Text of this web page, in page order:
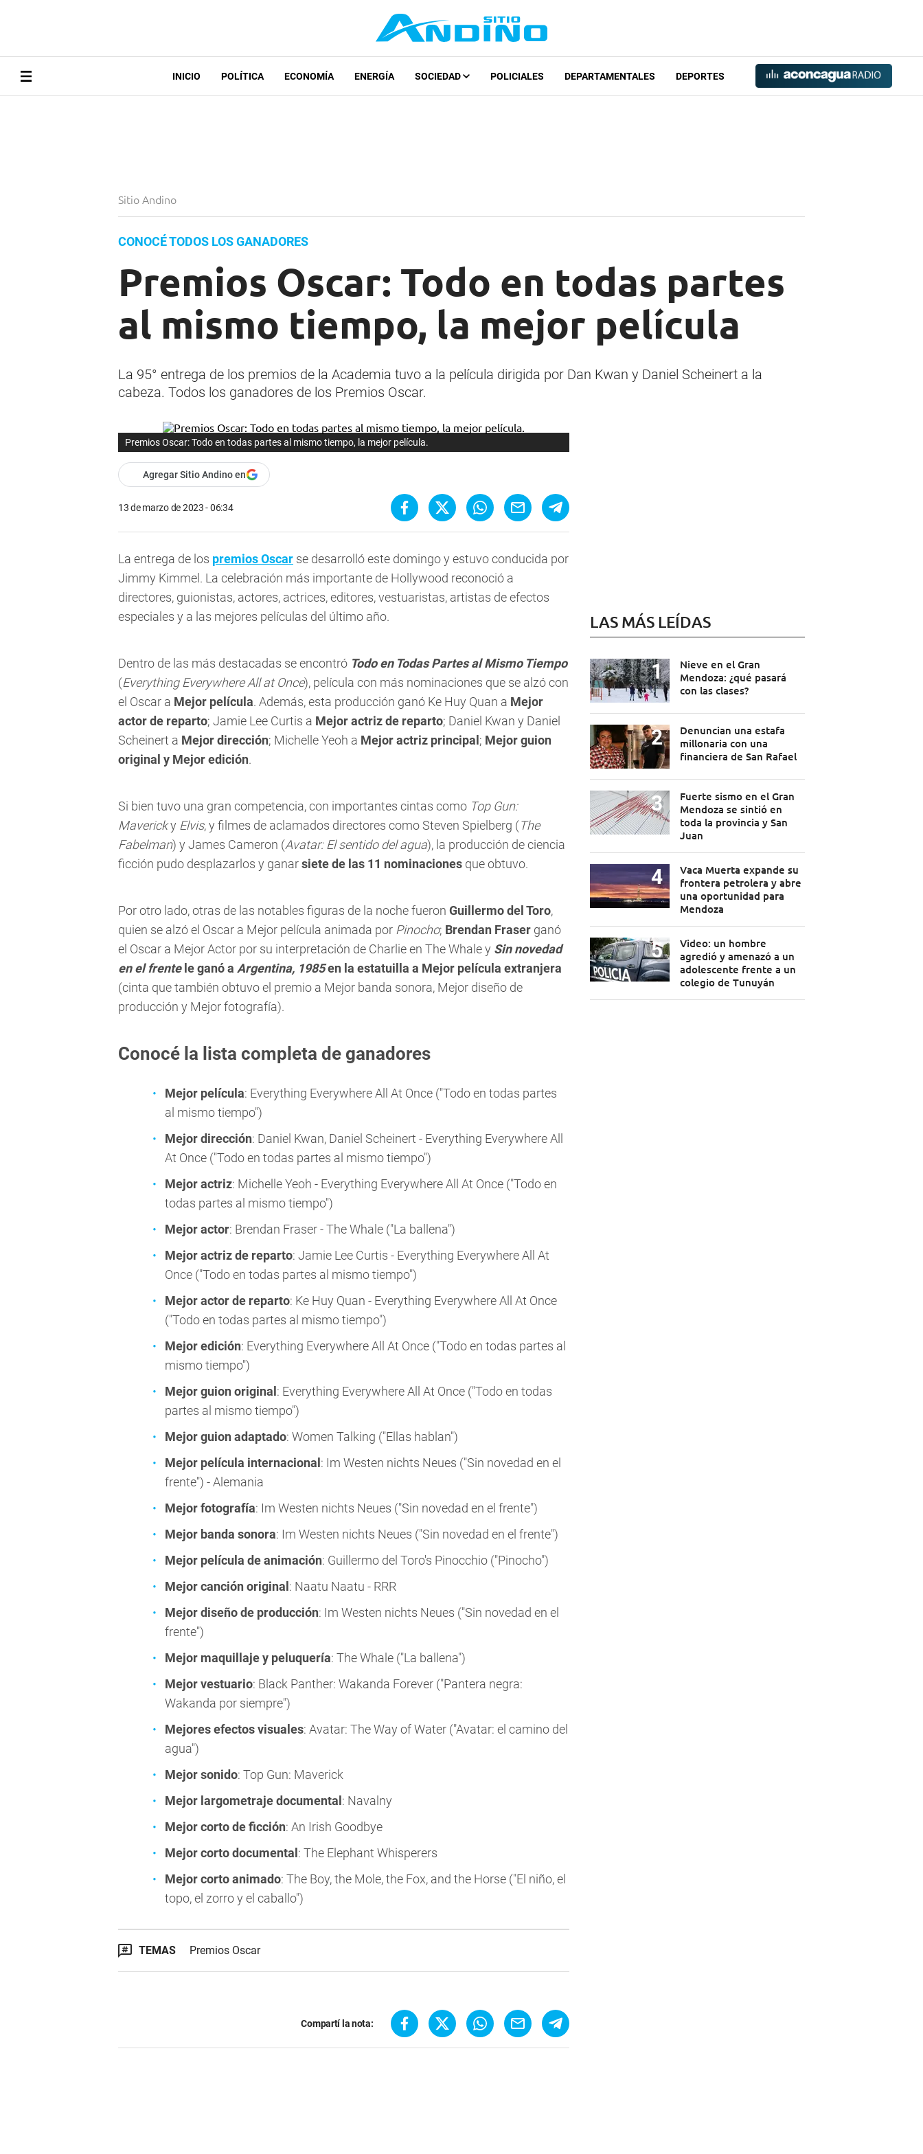
INICIO POLÍTICA ECONOMÍA ENERGÍA SOCIEDAD POLICIALES DEPARTAMENTALES DEPORTES
Sitio Andino
CONOCÉ TODOS LOS GANADORES
Premios Oscar: Todo en todas partes
al mismo tiempo, la mejor película
La 95° entrega de los premios de la Academia tuvo a la película dirigida por Dan Kwan y Daniel Scheinert a la
cabeza. Todos los ganadores de los Premios Oscar.
Premios Oscar: Todo en todas partes al mismo tiempo, la mejor película.
Agregar Sitio Andino en
13 de marzo de 2023 - 06:34
La entrega de los premios Oscar se desarrolló este domingo y estuvo conducida por
Jimmy Kimmel. La celebración más importante de Hollywood reconoció a
directores, guionistas, actores, actrices, editores, vestuaristas, artistas de efectos
especiales y a las mejores películas del último año.
Dentro de las más destacadas se encontró Todo en Todas Partes al Mismo Tiempo
(Everything Everywhere All at Once), película con más nominaciones que se alzó con
el Oscar a Mejor película. Además, esta producción ganó Ke Huy Quan a Mejor
actor de reparto; Jamie Lee Curtis a Mejor actriz de reparto; Daniel Kwan y Daniel
Scheinert a Mejor dirección; Michelle Yeoh a Mejor actriz principal ; Mejor guion
original y Mejor edición.
Si bien tuvo una gran competencia, con importantes cintas como Top Gun:
Mavericky Elvis, y filmes de aclamados directores como Steven Spielberg (The
Fabelman) y James Cameron (Avatar: El sentido del agua), la producción de ciencia
ficción pudo desplazarlos y ganarsiete de las 11 nominaciones que obtuvo.
Por otro lado, otras de las notables figuras de la noche fueron Guillermo del Toro,
quien se alzó el Oscar a Mejor película animada por Pinocho; Brendan Fraser ganó
el Oscar a Mejor Actor por su interpretación de Charlie en The Whale y Sin novedad
en el frente le ganó a Argentina, 1985en la estatuilla a Mejor película extranjera
(cinta que también obtuvo el premio a Mejor banda sonora, Mejor diseño de
producción y Mejor fotografía).
Conocé la lista completa de ganadores
Mejor película: Everything Everywhere All At Once ("Todo en todas partes
al mismo tiempo")
Mejor dirección: Daniel Kwan, Daniel Scheinert - Everything Everywhere All
At Once ("Todo en todas partes al mismo tiempo")
Mejor actriz: Michelle Yeoh - Everything Everywhere All At Once ("Todo en
todas partes al mismo tiempo")
Mejor actor: Brendan Fraser - The Whale ("La ballena")
Mejor actriz de reparto: Jamie Lee Curtis - Everything Everywhere All At
Once ("Todo en todas partes al mismo tiempo")
Mejor actor de reparto: Ke Huy Quan - Everything Everywhere All At Once
("Todo en todas partes al mismo tiempo")
Mejor edición: Everything Everywhere All At Once ("Todo en todas partes al
mismo tiempo")
Mejor guion original : Everything Everywhere All At Once ("Todo en todas
partes al mismo tiempo")
Mejor guion adaptado: Women Talking ("Ellas hablan")
Mejor película internacional : Im Westen nichts Neues ("Sin novedad en el
frente") - Alemania
Mejor fotografía: Im Westen nichts Neues ("Sin novedad en el frente")
Mejor banda sonora: Im Westen nichts Neues ("Sin novedad en el frente")
Mejor película de animación: Guillermo del Toro's Pinocchio ("Pinocho")
Mejor canción original : Naatu Naatu - RRR
Mejor diseño de producción: Im Westen nichts Neues ("Sin novedad en el
frente")
Mejor maquillaje y peluquería: The Whale ("La ballena")
Mejor vestuario: Black Panther: Wakanda Forever ("Pantera negra:
Wakanda por siempre")
Mejores efectos visuales: Avatar: The Way of Water ("Avatar: el camino del
agua")
Mejor sonido: Top Gun: Maverick
Mejor largometraje documental : Navalny
Mejor corto de ficción: An Irish Goodbye
Mejor corto documental : The Elephant Whisperers
Mejor corto animado: The Boy, the Mole, the Fox, and the Horse ("El niño, el
topo, el zorro y el caballo")
TEMAS Premios Oscar
Compartí la nota:
LAS MÁS LEÍDAS
Nieve en el Gran
Mendoza: ¿qué pasará
con las clases?
Denuncian una estafa
millonaria con una
financiera de San Rafael
Fuerte sismo en el Gran
Mendoza se sintió en
toda la provincia y San
Juan
Vaca Muerta expande su
frontera petrolera y abre
una oportunidad para
Mendoza
Video: un hombre
agredió y amenazó a un
adolescente frente a un
colegio de Tunuyán